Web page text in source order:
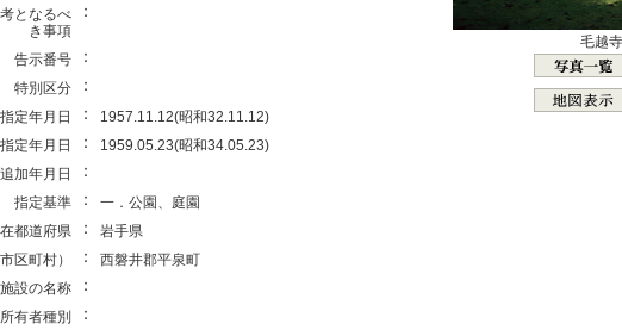
となるべ
き事項
：
告示番号 ：
特別区分 ：
指定年月日 ：
1957.11.12(昭和32.11.12)
定年月日
：
1959.05.23(昭和34.05.23)
追加年月日
：
指定基準 ：
一．公園、庭園
都道府県
：
岩手県
区町村）
：
西磐井郡平泉町
設の名称
：
所有者種別 ：
毛越